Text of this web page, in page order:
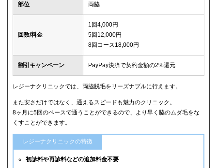
部位 両脇
回数/料金
1回4,000円
5回12,000円
8回コース18,000円
割引キャンペーン PayPay決済で契約金額の2%還元
レジーナクリニックでは、両脇脱毛をリーズナブルに行えます。
また安さだけではなく、通えるスピードも魅力のクリニック。
8ヶ月に5回のペースで通うことができるので、より早く脇のムダ毛をな
くすことができます。
レジーナクリニックの特徴
初診料や再診料などの追加料金不要